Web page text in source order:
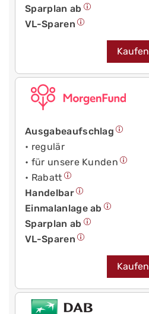
Sparplan ab
VL-Sparen
Kaufen
Ausgabeaufschlag
• regulär
• für unsere Kunden
• Rabatt
Handelbar
Einmalanlage ab
Sparplan ab
VL-Sparen
Kaufen